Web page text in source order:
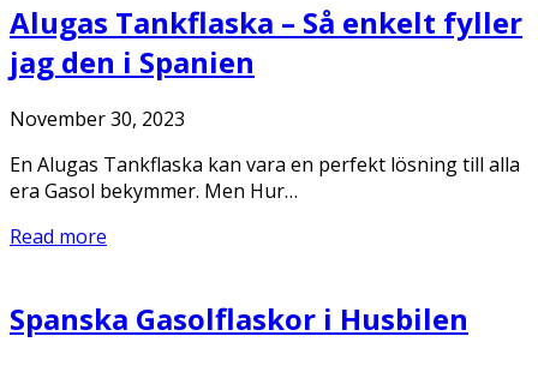
Alugas Tankflaska – Så enkelt fyller
jag den i Spanien
November 30, 2023
En Alugas Tankflaska kan vara en perfekt lösning till alla
era Gasol bekymmer. Men Hur…
Read more
Spanska Gasolflaskor i Husbilen